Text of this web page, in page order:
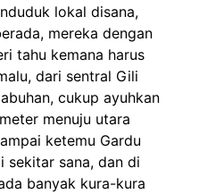
lokal disana,
mereka dengan
tahu kemana harus
dari sentral Gili
cukup ayuhkan
menuju utara
ketemu Gardu
sekitar sana, dan di
banyak kura-kura